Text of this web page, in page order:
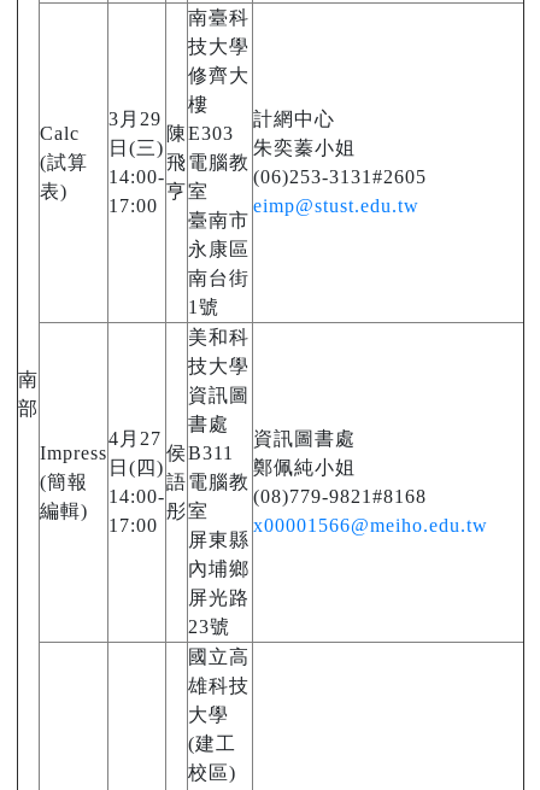
南
部
Calc
(試算
表)
3月29
日(三)
14:00-
17:00
陳
飛
亨
南臺科
技大學
修齊大
樓
E303
電腦教
室
臺南市
永康區
南台街
1號
計網中心
朱奕蓁小姐
(06)253-3131#2605
eimp@stust.edu.tw
Impress
(簡報
編輯)
4月27
日(四)
14:00-
17:00
侯
語
彤
美和科
技大學
資訊圖
書處
B311
電腦教
室
屏東縣
內埔鄉
屏光路
23號
資訊圖書處
鄭佩純小姐
(08)779-9821#8168
x00001566@meiho.edu.tw
國立高
雄科技
大學
(建工
校區)